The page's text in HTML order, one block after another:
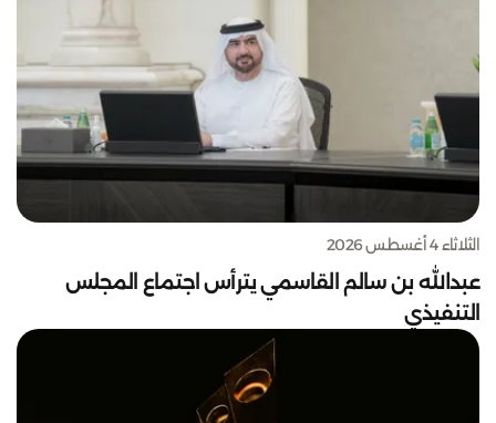
الثلاثاء 4 أغسطس 2026
عبدالله بن سالم القاسمي يترأس اجتماع المجلس
التنفيذي